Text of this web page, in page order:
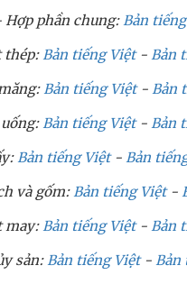
phần chung:Bản
thép:Bản tiếng Việt- Bản
Bản tiếng Việt- Bản
Bản tiếng Việt- Bản
Bản tiếng Việt- Bản
và gốm:Bản tiếng Việt-
may:Bản tiếng Việt- Bản
sản:Bản tiếng Việt- Bản